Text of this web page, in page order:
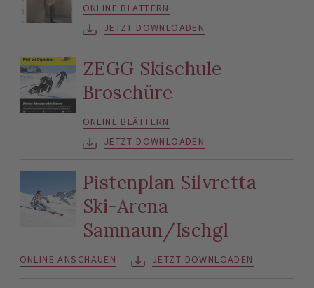
ONLINE BLÄTTERN
JETZT DOWNLOADEN
ZEGG Skischule
Broschüre
ONLINE BLÄTTERN
JETZT DOWNLOADEN
Pistenplan Silvretta
Ski-Arena
Samnaun/Ischgl
ONLINE ANSCHAUEN JETZT DOWNLOADEN